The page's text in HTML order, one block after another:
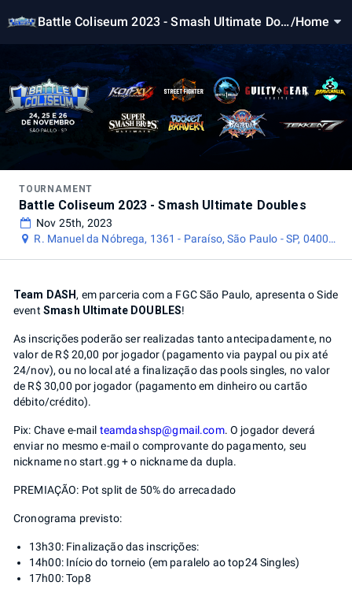
Battle Coliseum 2023 - Smash Ultimate Dou/Home
TOURNAMENT
Battle Coliseum 2023 - Smash Ultimate Doubles
Nov 25th, 2023
R. Manuel da Nóbrega, 1361 - Paraíso, São Paulo - SP, 04001-
Team DASH , em parceria com a FGC São Paulo, apresenta o Side
event Smash Ultimate DOUBLES!
As inscrições poderão ser realizadas tanto antecipadamente, no
valor de R$ 20,00 por jogador (pagamento via paypal ou pix até
24/nov), ou no local até a finalização das pools singles, no valor
de R$ 30,00 por jogador (pagamento em dinheiro ou cartão
débito/crédito).
Pix: Chave e-mail teamdashsp@gmail.com. O jogador deverá
enviar no mesmo e-mail o comprovante do pagamento, seu
nickname no start.gg + o nickname da dupla.
PREMIAÇÃO: Pot split de 50% do arrecadado
Cronograma previsto:
13h30: Finalização das inscrições:
14h00: Início do torneio (em paralelo ao top24 Singles)
17h00: Top8